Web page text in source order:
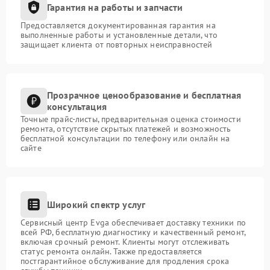
Гарантия на работы и запчасти
Предоставляется документированная гарантия на
выполненные работы и установленные детали, что
защищает клиента от повторных неисправностей
Прозрачное ценообразование и бесплатная
консультация
Точные прайс-листы, предварительная оценка стоимости
ремонта, отсутствие скрытых платежей и возможность
бесплатной консультации по телефону или онлайн на
сайте
Широкий спектр услуг
Сервисный центр Evga обеспечивает доставку техники по
всей РФ, бесплатную диагностику и качественный ремонт,
включая срочный ремонт. Клиенты могут отслеживать
статус ремонта онлайн. Также предоставляется
постгарантийное обслуживание для продления срока